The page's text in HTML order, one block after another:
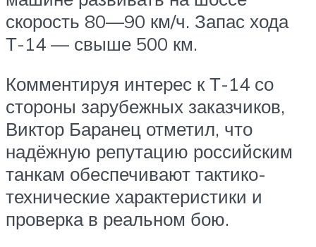
скорость 80—90 км/ч. Запас хода
Т-14 — свыше 500 км.
Комментируя интерес к Т-14 со
стороны зарубежных заказчиков,
Виктор Баранец отметил, что
надёжную репутацию российским
танкам обеспечивают тактико-
технические характеристики и
проверка в реальном бою.